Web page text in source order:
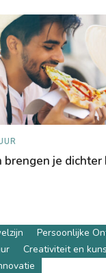
brengen je
Persoonlijke
Creativiteit en